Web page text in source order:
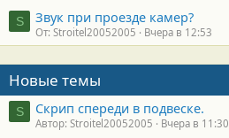
S Звук при проезде камер?
От: Stroitel20052005 Вчера в 12:53
Новые темы
S Скрип спереди в подвеске.
Автор: Stroitel20052005 Вчера в 11:30